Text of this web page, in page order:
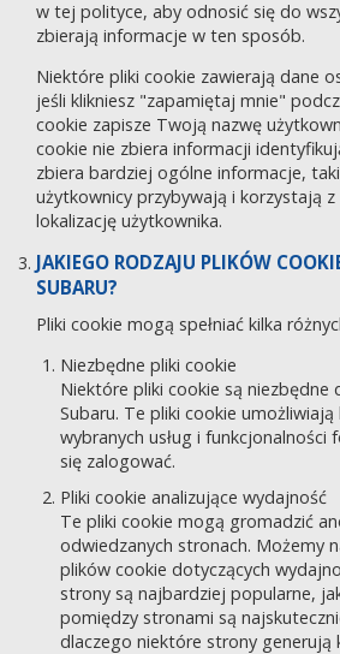
w tej polityce, aby odnosić się do
zbierają informacje w ten sposób.
Niektóre pliki cookie zawierają dane
jeśli klikniesz "zapamiętaj mnie"
cookie zapisze Twoją nazwę
cookie nie zbiera informacji
zbiera bardziej ogólne informacje,
użytkownicy przybywają i korzystają z
lokalizację użytkownika.
JAKIEGO RODZAJU PLIKÓW
SUBARU?
Pliki cookie mogą spełniać kilka
Niezbędne pliki cookie
Niektóre pliki cookie są niezbędne
Subaru. Te pliki cookie
wybranych usług i funkcjonalności
się zalogować.
Pliki cookie analizujące wydajność
Te pliki cookie mogą gromadzić
odwiedzanych stronach. Możemy
plików cookie dotyczących
strony są najbardziej popularne,
pomiędzy stronami są
dlaczego niektóre strony generują